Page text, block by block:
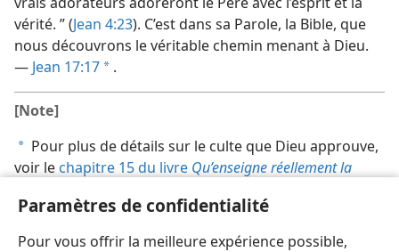
Paramètres de confidentialité
Pour vous offrir la meilleure expérience possible,
vérité. ” (Jean 4:23). C’est dans sa Parole, la Bible, que
nous découvrons le véritable chemin menant à Dieu.
— Jean 17:17 a .
[Note]
a Pour plus de détails sur le culte que Dieu approuve,
voir lechapitre 15 du livre Qu’enseigne réellement la